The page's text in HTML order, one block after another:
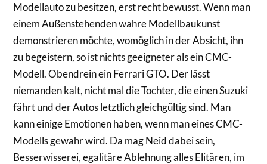
Modellauto zu besitzen, erst recht bewusst. Wenn man
einem Außenstehenden wahre Modellbaukunst
demonstrieren möchte, womöglich in der Absicht, ihn
zu begeistern, so ist nichts geeigneter als ein CMC-
Modell. Obendrein ein Ferrari GTO. Der lässt
niemanden kalt, nicht mal die Tochter, die einen Suzuki
fährt und der Autos letztlich gleichgültig sind. Man
kann einige Emotionen haben, wenn man eines CMC-
Modells gewahr wird. Da mag Neid dabei sein,
Besserwisserei, egalitäre Ablehnung alles Elitären, im